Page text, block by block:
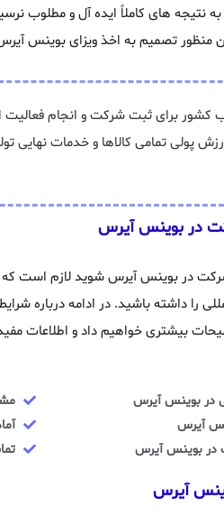
نتیجه های کاملاً ایده آل و مطلوب
منظور تصمیم به اخذ ویزای بوينس
کشور برای ثبت شرکت و انجام فعالیت
پولی تمامی کالاها و خدمات نهایی
در بوينس آيرس
در بوينس آيرس شوید لازم است که
را داشته باشید. در ادامه درباره
بیشتری خواهیم داد و اطلاعات
در بوينس آيرس
آيرس
در بوينس آيرس
آيرس